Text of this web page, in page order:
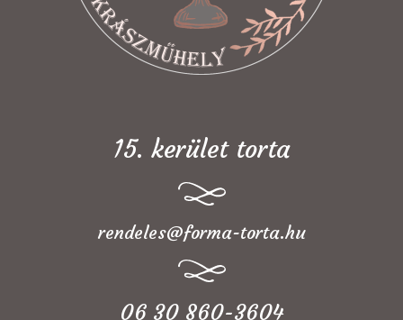
15. kerület torta
rendeles@forma-torta.hu
06 30 860-3604